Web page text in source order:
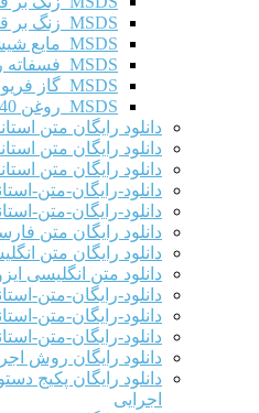
MSDS زنگ بر قوی CD389 pdf
MSDS مایع شیشه شوی pdf
MSDS فسفاته روی pdf
MSDS گاز فریون pdf
MSDS روغن 40 pdf
دانلود رایگان متن استاندارد ایزو
دانلود رایگان متن استاندارد ایزو
دانلود رایگان متن استاندارد ایزو
دانلود-رایگان-متن-
دانلود-رایگان-متن-
دانلود رایگان متن فارسی
دانلود رایگان متن انگلیسی
دانلود متن انگلیسی ایزو
دانلود-رایگان-متن-
دانلود-رایگان-متن-
دانلود-رایگان-متن-
دانلود رایگان روش
دانلود رایگان پکیج
اجرایی